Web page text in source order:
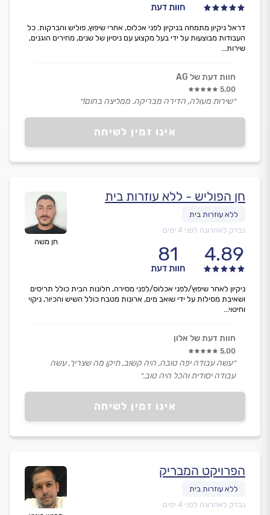
חוות דעת
אינו זמין לשיחה
דראל ניקיון מתמחה בניקיון לפני אכלוס, אחרי שיפוץ, פוליש והברקות. כל
העבודות מבוצעות על ידי בעל מקצוע עם ניסיון של שנים, מחירים הוגנים,
שירות...
חוות דעת של AG
5.00
״שירות מעולה, הדירה מבריקה. ממליצה בחום!״
חן משה
חן הפוליש - ללא עוזרות בית
נבדק לאחרונה לפני 4 ימים
4.89
81
חוות דעת
אינו זמין לשיחה
ניקיון לאחר שיפוץ/לפני אכלוס/לפני מסירה, חלונות הבית כולל תריסים
ושאיבת מסילות על ידי שואב מים, ארונות מטבח כולל השיש והכיור, ניקוי
וחיטוי...
חוות דעת של אלון
5.00
״עשה עבודה יפה טובה, היה קשוב, תיקן מה שצריך, עשה
עבודה יסודית והכל היה טוב.״
הפרויקט המבריק
נבדק לאחרונה לפני 4 ימים